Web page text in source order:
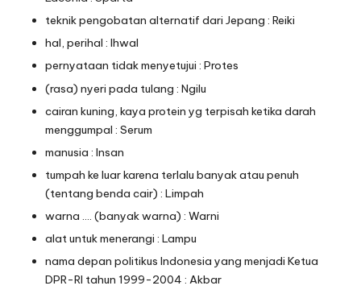
teknik pengobatan alternatif dari Jepang : Reiki
hal, perihal : Ihwal
pernyataan tidak menyetujui : Protes
(rasa) nyeri pada tulang : Ngilu
cairan kuning, kaya protein yg terpisah ketika darah
menggumpal : Serum
manusia : Insan
tumpah ke luar karena terlalu banyak atau penuh
(tentang benda cair) : Limpah
warna …. (banyak warna) : Warni
alat untuk menerangi : Lampu
nama depan politikus Indonesia yang menjadi Ketua
DPR-RI tahun 1999-2004 : Akbar